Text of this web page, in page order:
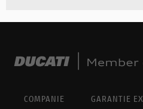
COMPANIE GARANTIE